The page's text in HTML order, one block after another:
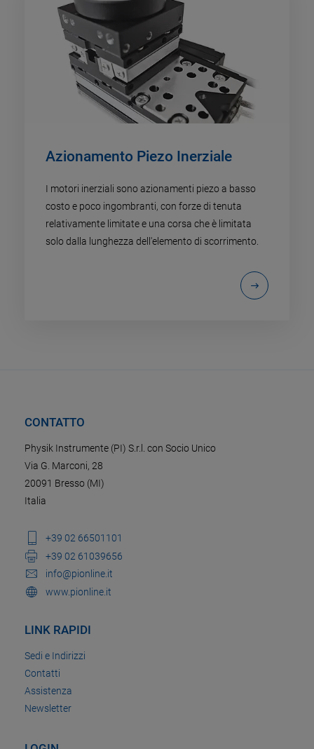
Azionamento Piezo Inerziale
I motori inerziali sono azionamenti piezo a basso
costo e poco ingombranti, con forze di tenuta
relativamente limitate e una corsa che è limitata
solo dalla lunghezza dell'elemento di scorrimento.
CONTATTO
Physik Instrumente (PI) S.r.l. con Socio Unico
Via G. Marconi, 28
20091 Bresso (MI)
Italia
+39 02 66501101
+39 02 61039656
info@pionline.it
www.pionline.it
LINK RAPIDI
Sedi e Indirizzi
Contatti
Assistenza
Newsletter